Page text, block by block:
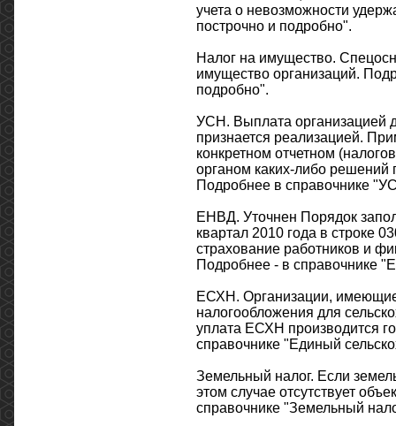
учета о невозможности
построчно и подробно".
Налог на имущество.
имущество организаций.
подробно".
УСН. Выплата организацией
признается реализацией.
конкретном отчетном
органом каких-либо
Подробнее в справочнике
ЕНВД. Уточнен Порядок
квартал 2010 года в строке
страхование работников и
Подробнее - в справочнике
ЕСХН. Организации,
налогообложения для
уплата ЕСХН производится
справочнике "Единый
Земельный налог. Если
этом случае отсутствует
справочнике "Земельный